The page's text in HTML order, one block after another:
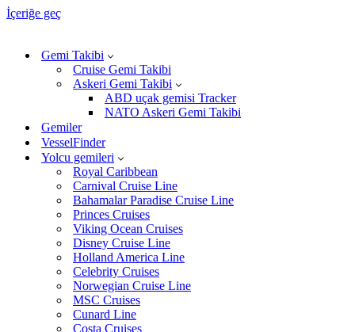
İçeriğe geç
Gemi Takibi
Cruise Gemi Takibi
Askeri Gemi Takibi
ABD uçak gemisi Tracker
NATO Askeri Gemi Takibi
Gemiler
VesselFinder
Yolcu gemileri
Royal Caribbean
Carnival Cruise Line
Bahamalar Paradise Cruise Line
Princes Cruises
Viking Ocean Cruises
Disney Cruise Line
Holland America Line
Celebrity Cruises
Norwegian Cruise Line
MSC Cruises
Cunard Line
Costa Cruises